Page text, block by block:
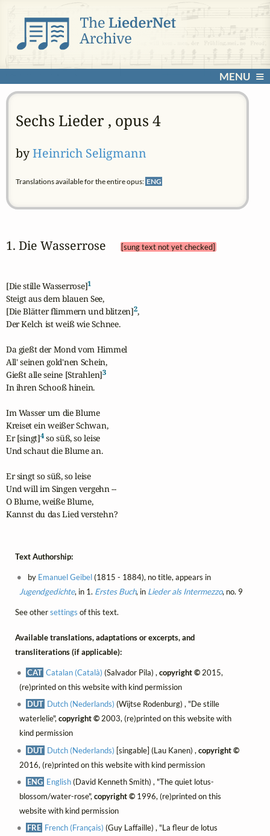
MENU
Sechs Lieder , opus 4
byHeinrich Seligmann
Translations available for the entire opus: ENG
1. Die Wasserrose [sung text not yet checked]
[Die stille Wasserrose]1
Steigt aus dem blauen See,
[Die Blätter flimmern und blitzen]2,
Der Kelch ist weiß wie Schnee.
Da gießt der Mond vom Himmel
All' seinen gold'nen Schein,
Gießt alle seine [Strahlen]3
In ihren Schooß hinein.
Im Wasser um die Blume
Kreiset ein weißer Schwan,
Er [singt]4 so süß, so leise
Und schaut die Blume an.
Er singt so süß, so leise
Und will im Singen vergehn --
O Blume, weiße Blume,
Kannst du das Lied verstehn?
Text Authorship:
by Emanuel Geibel(1815 - 1884), no title, appears in
Jugendgedichte, in 1. Erstes Buch, in Lieder als Intermezzo, no. 9
See othersettings of this text.
Available translations, adaptations or excerpts, and
transliterations (if applicable):
CAT Catalan (Català) (Salvador Pila) ,copyright ©2015,
(re)printed on this website with kind permission
DUT Dutch (Nederlands) (Wijtse Rodenburg) , "De stille
waterlelie",copyright ©2003, (re)printed on this website with
kind permission
DUT Dutch (Nederlands) [singable] (Lau Kanen) ,copyright ©
2016, (re)printed on this website with kind permission
ENG English(David Kenneth Smith) , "The quiet lotus-
blossom/water-rose", copyright ©1996, (re)printed on this
website with kind permission
FRE French (Français) (Guy Laffaille) , "La fleur de lotus